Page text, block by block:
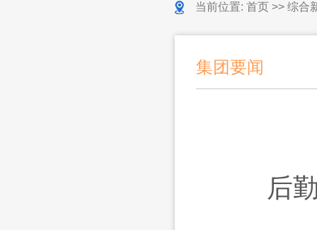
当前位置: 首页>> 综合
集团要闻
后